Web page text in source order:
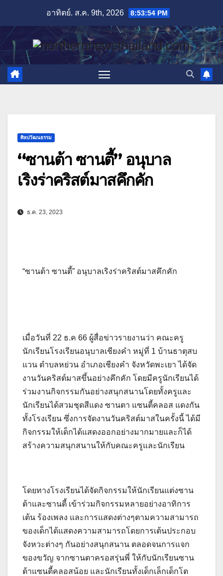
content
อาทิตย์. ส.ค. 9th, 2026 8:53:55 PM
ศิลปวัฒนธรรม
“ซานต้า ซานตี้” อนุบาล
เริงร่าคริสต์มาสคึกคัก
ธ.ค. 23, 2023
“ซานต้า ซานตี้” อนุบาลเริงร่าคริสต์มาสคึกคัก
เมื่อวันที่ 22 ธ.ค 66 ผู้สื่อข่าวรายงานว่า คณะครู
นักเรียนโรงเรียนอนุบาลเชียงคำ หมู่ที่ 1 บ้านธาตุสบ
แวน ตำบลหย่วน อำเภอเชียงคำ จังหวัดพะเยา ได้จัด
งานวันคริสต์มาสขึ้นอย่างคึกคัก โดยมีครูนักเรียนได้
ร่วมงานกิจกรรมกันอย่างสนุกสนานโดยทั้งครูและ
นักเรียนได้สวมชุดสีแดง ซานตา แซนตี้คลอส แดงกัน
ทั้งโรงเรียน ซึ่งการจัดงานวันคริสต์มาสในครั้งนี้ ได้มี
กิจกรรมให้เด็กได้แสดงออกอย่างมากมายและก็ได้
สร้างความสนุกสนานให้กับคณะครูและนักเรียน
โดยทางโรงเรียนได้จัดกิจกรรมให้นักเรียนแต่งซาน
ต้าและซานตี้ เข้าร่วมกิจกรรมหลายอย่างอาทิการ
เต้น ร้องเพลง และการแสดงต่างๆตามความสามารถ
ของเด็กได้แสดงความสามารถโดยการเต้นประกอบ
จังหวะต่างๆ กันอย่างสนุกสนาน ตลอดจนการแจก
ของขวัญ จากซานตาครอสรุ่นพี่ ให้กับนักเรียนซาน
ต้าแซนตี้คลอสน้อย และนักเรียนทั้งเด็กเล็กเด็กโต